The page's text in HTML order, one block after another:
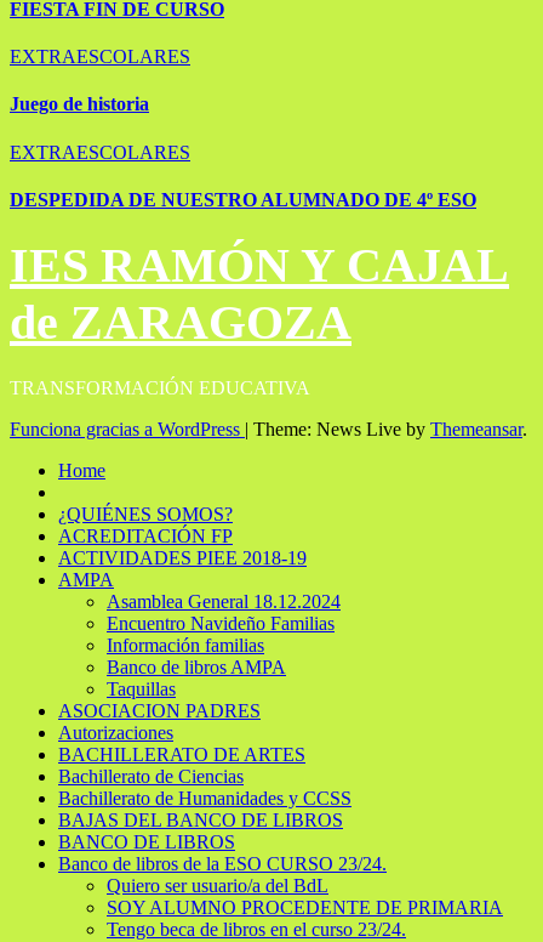
FIESTA FIN DE CURSO
EXTRAESCOLARES
Juego de historia
EXTRAESCOLARES
DESPEDIDA DE NUESTRO ALUMNADO DE 4º ESO
IES RAMÓN Y CAJAL
de ZARAGOZA
TRANSFORMACIÓN EDUCATIVA
Funciona gracias a WordPress | Theme: News Live by Themeansar.
Home
¿QUIÉNES SOMOS?
ACREDITACIÓN FP
ACTIVIDADES PIEE 2018-19
AMPA
Asamblea General 18.12.2024
Encuentro Navideño Familias
Información familias
Banco de libros AMPA
Taquillas
ASOCIACION PADRES
Autorizaciones
BACHILLERATO DE ARTES
Bachillerato de Ciencias
Bachillerato de Humanidades y CCSS
BAJAS DEL BANCO DE LIBROS
BANCO DE LIBROS
Banco de libros de la ESO CURSO 23/24.
Quiero ser usuario/a del BdL
SOY ALUMNO PROCEDENTE DE PRIMARIA
Tengo beca de libros en el curso 23/24.